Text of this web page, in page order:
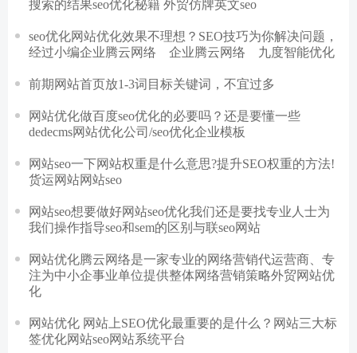
搜索的结果seo优化秘籍 外贸仿牌英文seo
seo优化网站优化效果不理想？SEO技巧为你解决问题，
经过小编企业腾云网络 企业腾云网络 九度智能优化
前期网站首页放1-3词目标关键词，不宜过多
网站优化做百度seo优化的必要吗？还是要懂一些
dedecms网站优化公司/seo优化企业模板
网站seo一下网站权重是什么意思?提升SEO权重的方法!
货运网站网站seo
网站seo想要做好网站seo优化我们还是要找专业人士为
我们操作指导seo和sem的区别与联seo网站
网站优化腾云网络是一家专业的网络营销代运营商、专
注为中小企事业单位提供整体网络营销策略外贸网站优
化
网站优化 网站上SEO优化最重要的是什么？网站三大标
签优化网站seo网站系统平台